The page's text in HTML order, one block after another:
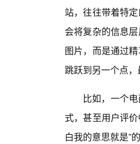
站，往往带着特
会将复杂的信息
图片，而是通过
跳跃到另一个点
比如，一个
式，甚至用户评
白我的意思就是”